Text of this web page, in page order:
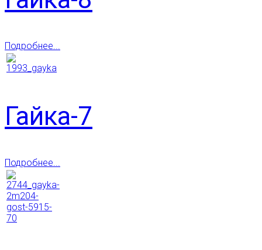
Подробнее...
Гайка-7
Подробнее...